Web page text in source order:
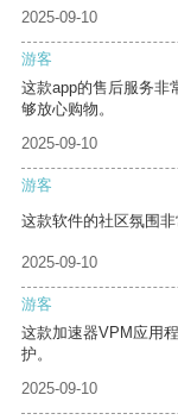
2025-09-10
游客
这款app的售后服务非
够放心购物。
2025-09-10
游客
这款软件的社区氛围
2025-09-10
游客
这款加速器VPM应用
护。
2025-09-10